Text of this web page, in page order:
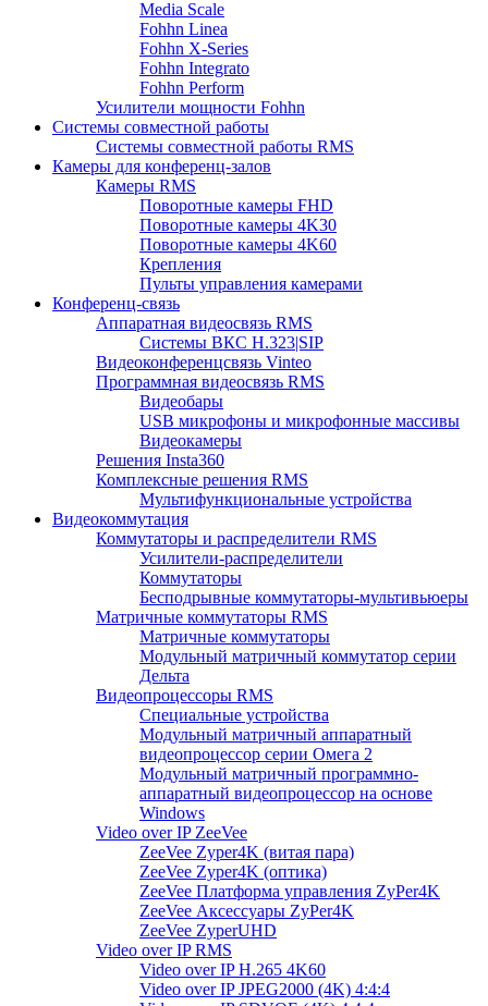
Media Scale
Fohhn Linea
Fohhn X-Series
Fohhn Integrato
Fohhn Perform
Усилители мощности Fohhn
Системы совместной работы
Системы совместной работы RMS
Камеры для конференц-залов
Камеры RMS
Поворотные камеры FHD
Поворотные камеры 4K30
Поворотные камеры 4K60
Крепления
Пульты управления камерами
Конференц-связь
Аппаратная видеосвязь RMS
Системы ВКС H.323|SIP
Видеоконференцсвязь Vinteo
Программная видеосвязь RMS
Видеобары
USB микрофоны и микрофонные массивы
Видеокамеры
Решения Insta360
Комплексные решения RMS
Мультифункциональные устройства
Видеокоммутация
Коммутаторы и распределители RMS
Усилители-распределители
Коммутаторы
Бесподрывные коммутаторы-мультивьюеры
Матричные коммутаторы RMS
Матричные коммутаторы
Модульный матричный коммутатор серии
Дельта
Видеопроцессоры RMS
Специальные устройства
Модульный матричный аппаратный
видеопроцессор серии Омега 2
Модульный матричный программно-
аппаратный видеопроцессор на основе
Windows
Video over IP ZeeVee
ZeeVee Zyper4K (витая пара)
ZeeVee Zyper4K (оптика)
ZeeVee Платформа управления ZyPer4K
ZeeVee Аксессуары ZyPer4K
ZeeVee ZyperUHD
Video over IP RMS
Video over IP H.265 4K60
Video over IP JPEG2000 (4K) 4:4:4